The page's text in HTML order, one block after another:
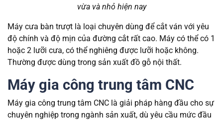
vừa và nhỏ hiện nay
Máy cưa bàn trượt là loại chuyên dùng để cắt ván với yêu
độ chính và độ mịn của đường cắt rất cao. Máy có thể có 1
hoặc 2 lưỡi cưa, có thể nghiêng được lưỡi hoặc không.
Thường được dùng trong sản xuất đồ gỗ nội thất.
Máy gia công trung tâm CNC
Máy gia công trung tâm CNC là giải pháp hàng đầu cho sự
chuyên nghiệp trong ngành sản xuất, dù yêu cầu mức đầu